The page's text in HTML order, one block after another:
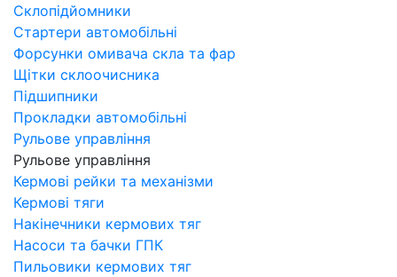
Склопідйомники
Стартери автомобільні
Форсунки омивача скла та фар
Щітки склоочисника
Підшипники
Прокладки автомобільні
Рульове управління
Рульове управління
Кермові рейки та механізми
Кермові тяги
Накінечники кермових тяг
Насоси та бачки ГПК
Пильовики кермових тяг